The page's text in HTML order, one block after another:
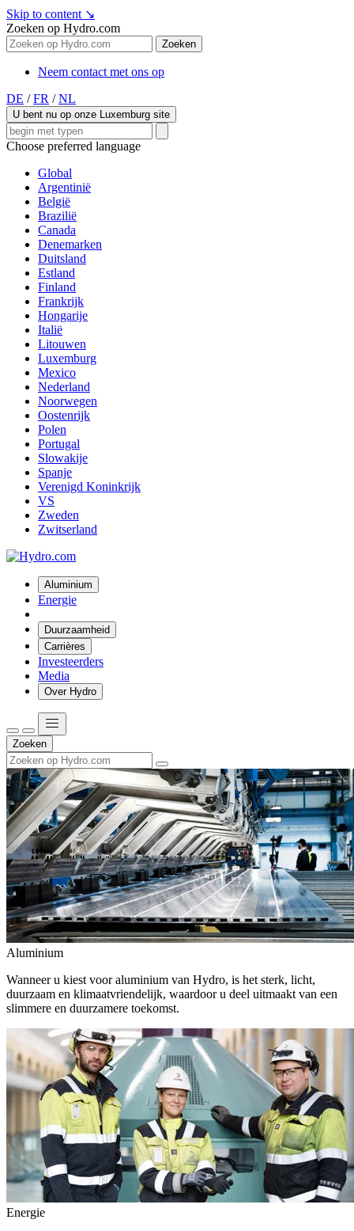
Skip to content ↘
Zoeken op Hydro.com
Zoeken
Neem contact met ons op
DE / FR / NL
U bent nu op onze Luxemburg site
Choose preferred language
Global
Argentinië
België
Brazilië
Canada
Denemarken
Duitsland
Estland
Finland
Frankrijk
Hongarije
Italië
Litouwen
Luxemburg
Mexico
Nederland
Noorwegen
Oostenrijk
Polen
Portugal
Slowakije
Spanje
Verenigd Koninkrijk
VS
Zweden
Zwitserland
Aluminium
Energie
Duurzaamheid
Carrières
Investeerders
Media
Over Hydro
Zoeken
Aluminium
Wanneer u kiest voor aluminium van Hydro, is het sterk, licht,
duurzaam en klimaatvriendelijk, waardoor u deel uitmaakt van een
slimmere en duurzamere toekomst.
Energie